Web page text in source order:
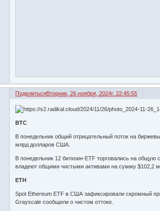
ПоделитьсяВторник, 26 ноября, 2024г. 22:45:55
BTC
В понедельник общий отрицательный поток на
млрд долларов США.
В понедельник 12 биткоин-ETF торговались на
владеют общими чистыми активами на сумму $102,2
ETH
Spot Ethereum ETF в США зафиксировали скромный
Grayscale сообщили о чистом оттоке.